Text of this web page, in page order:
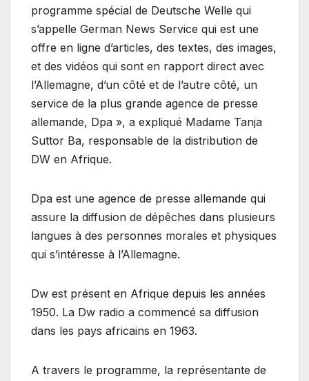
programme spécial de Deutsche Welle qui
s’appelle German News Service qui est une
offre en ligne d’articles, des textes, des images,
et des vidéos qui sont en rapport direct avec
l’Allemagne, d’un côté et de l’autre côté, un
service de la plus grande agence de presse
allemande, Dpa », a expliqué Madame Tanja
Suttor Ba, responsable de la distribution de
DW en Afrique.
Dpa est une agence de presse allemande qui
assure la diffusion de dépêches dans plusieurs
langues à des personnes morales et physiques
qui s’intéresse à l’Allemagne.
Dw est présent en Afrique depuis les années
1950. La Dw radio a commencé sa diffusion
dans les pays africains en 1963.
A travers le programme, la représentante de